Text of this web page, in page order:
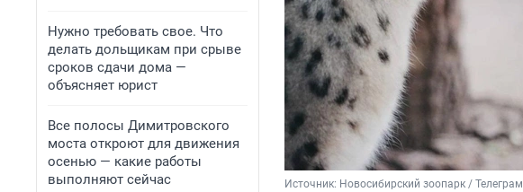
Нужно требовать свое. Что
делать дольщикам при срыве
сроков сдачи дома —
объясняет юрист
Все полосы Димитровского
моста откроют для движения
осенью — какие работы
выполняют сейчас
Источник: Новосибирский зоопарк / Телеграм